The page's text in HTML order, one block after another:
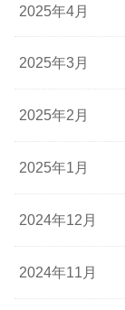
2025年4月
2025年3月
2025年2月
2025年1月
2024年12月
2024年11月